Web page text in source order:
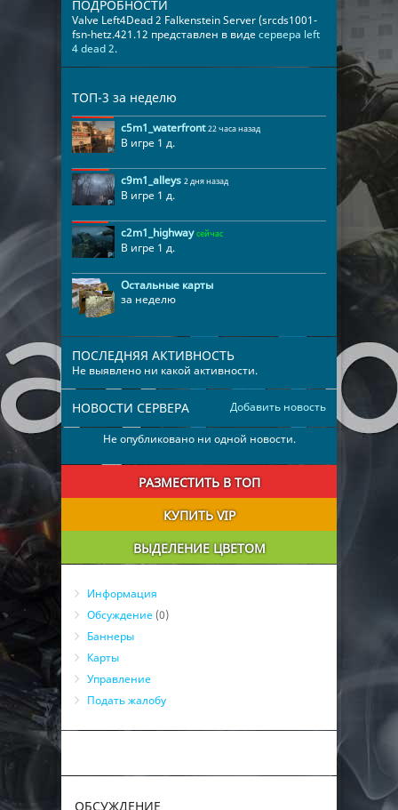
ПОДРОБНОСТИ
Valve Left4Dead 2 Falkenstein Server (srcds1001-
fsn-hetz.421.12 представлен в видесервера left
4 dead 2.
ТОП-3 за неделю
c5m1_waterfront 22 часа назад
В игре 1 д.
c9m1_alleys 2 дня назад
В игре 1 д.
c2m1_highway сейчас
В игре 1 д.
Остальные карты
за неделю
ПОСЛЕДНЯЯ АКТИВНОСТЬ
Не выявлено ни какой активности.
Добавить новость
НОВОСТИ СЕРВЕРА
Не опубликовано ни одной новости.
РАЗМЕСТИТЬ В ТОП
КУПИТЬ VIP
ВЫДЕЛЕНИЕ ЦВЕТОМ
Информация
Обсуждение (0)
Баннеры
Карты
Управление
Подать жалобу
ОБСУЖДЕНИЕ